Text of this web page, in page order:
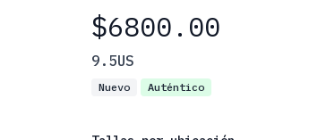
Información de talla
$6800.00
9.5US
Nuevo Auténtico